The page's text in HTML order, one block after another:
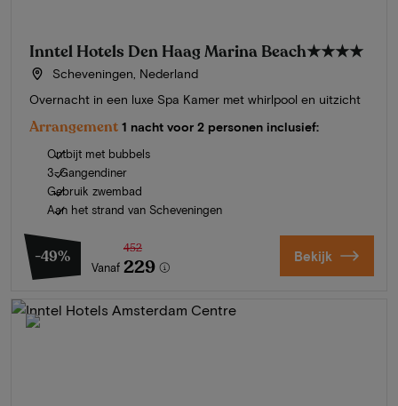
Inntel Hotels Den Haag Marina Beach★★★★
Scheveningen, Nederland
Overnacht in een luxe Spa Kamer met whirlpool en uitzicht
Arrangement 1 nacht voor 2 personen inclusief:
Ontbijt met bubbels
3-Gangendiner
Gebruik zwembad
Aan het strand van Scheveningen
-49%
Vanaf
452
229 Bekijk